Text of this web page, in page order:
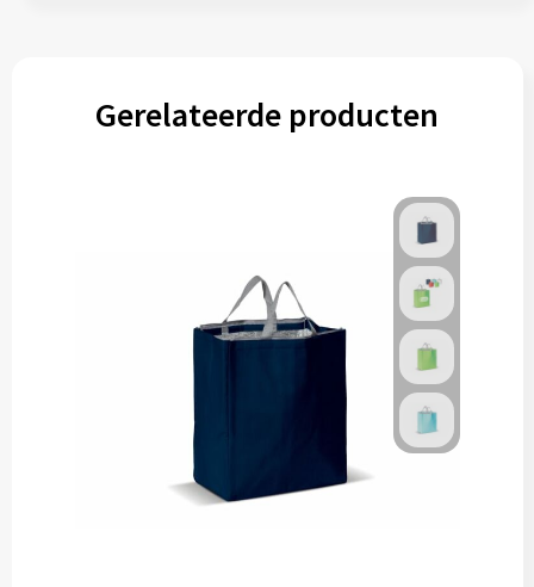
Gerelateerde producten